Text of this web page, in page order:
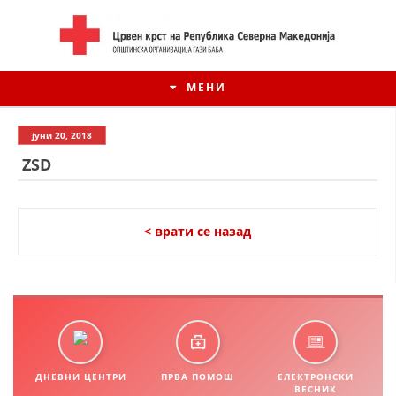
МЕНИ
ИСТОРИЈАТ НА ЦКРСМ
ИСТОРИЈАТ НА ДВИЖЕЊЕТО
јуни 20, 2018
ZSD
< врати се назад
ДНЕВНИ ЦЕНТРИ ПРВА ПОМОШ
ЕЛЕКТРОНСКИ
ВЕСНИК